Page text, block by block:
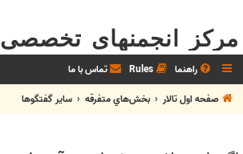
مرکز انجمنهای تخصصی
راهنما Rules تماس با ما
صفحه اول تالار
بخش‌‌هاي متفرقه ساير گفتگوها